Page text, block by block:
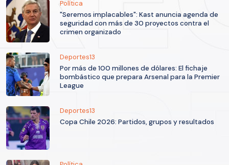
Política
"Seremos implacables": Kast anuncia agenda de
seguridad con más de 30 proyectos contra el
crimen organizado
Deportes13
Por más de 100 millones de dólares: El fichaje
bombástico que prepara Arsenal para la Premier
League
Deportes13
Copa Chile 2026: Partidos, grupos y resultados